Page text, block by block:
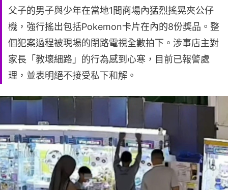
父子的男子與少年在當地1間商場內猛烈搖晃夾公仔
機，強行搖出包括Pokemon卡片在內的8份獎品。整
個犯案過程被現場的閉路電視全數拍下。涉事店主對
家長「教壞細路」的行為感到心寒，目前已報警處
理，並表明絕不接受私下和解。